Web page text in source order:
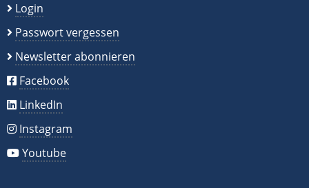
Login
Passwort vergessen
Newsletter abonnieren
Facebook
LinkedIn
Instagram
Youtube